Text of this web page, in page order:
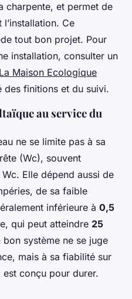
charpente, et permet de
Ce
tout bon projet. Pour
installation, consulter un
Maison Ecologique
des finitions et du suivi.
au service du
ne se limite pas à sa
(Wc), souvent
Elle dépend aussi de
de sa faible
inférieure à 0,5
qui peut atteindre 25
système ne se juge
mais à sa fiabilité sur
est conçu pour durer.